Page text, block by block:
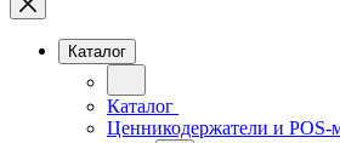
Каталог
Каталог
Ценникодержатели и POS-